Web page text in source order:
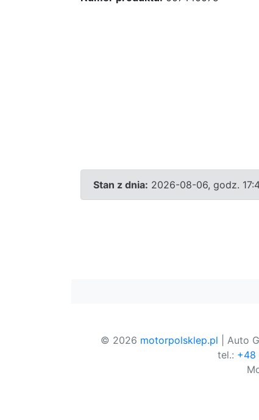
Stan z dnia: 2026-08-06, godz.
© 2026 motorpolsklep.pl | Auto
tel.: +48